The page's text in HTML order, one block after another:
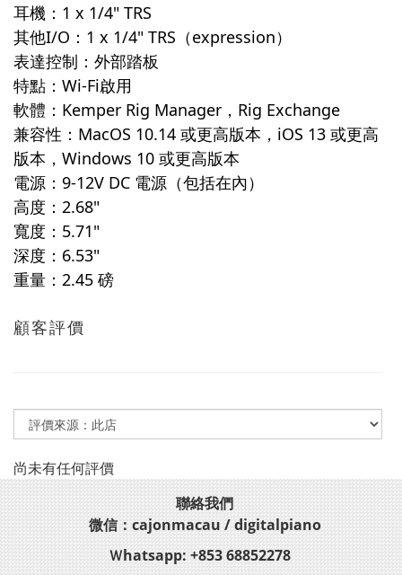
耳機：1 x 1/4" TRS
其他I/O：1 x 1/4" TRS（expression）
表達控制：外部踏板
特點：Wi-Fi啟用
軟體：Kemper Rig Manager，Rig Exchange
兼容性：MacOS 10.14 或更高版本，iOS 13 或更高
版本，Windows 10 或更高版本
電源：9-12V DC 電源（包括在內）
高度：2.68"
寬度：5.71"
深度：6.53"
重量：2.45 磅
顧客評價
尚未有任何評價
聯絡我們
微信：cajonmacau / digitalpiano
Ｗhatsapp: +853 68852278